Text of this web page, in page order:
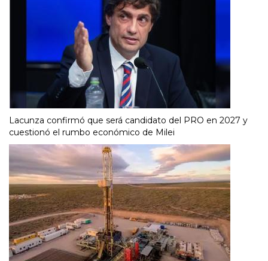
Lacunza confirmó que será candidato del PRO en 2027 y
cuestionó el rumbo económico de Milei